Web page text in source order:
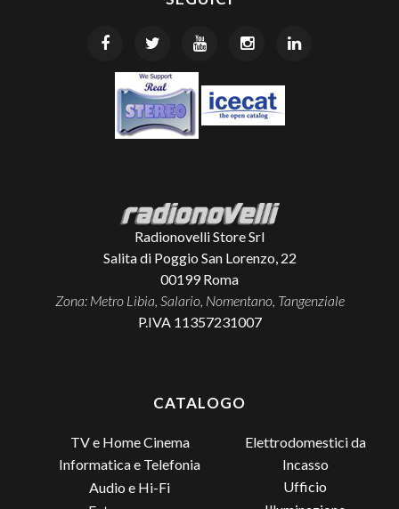
Radionovelli Store Srl
Salita di Poggio San Lorenzo, 22
00199 Roma
Zona: Metro Libia, Salario, Nomentano, Tangenziale
P.IVA 11357231007
CATALOGO
TV e Home Cinema
Informatica e Telefonia
Audio e Hi-Fi
Elettrodomestici da
Incasso
Ufficio